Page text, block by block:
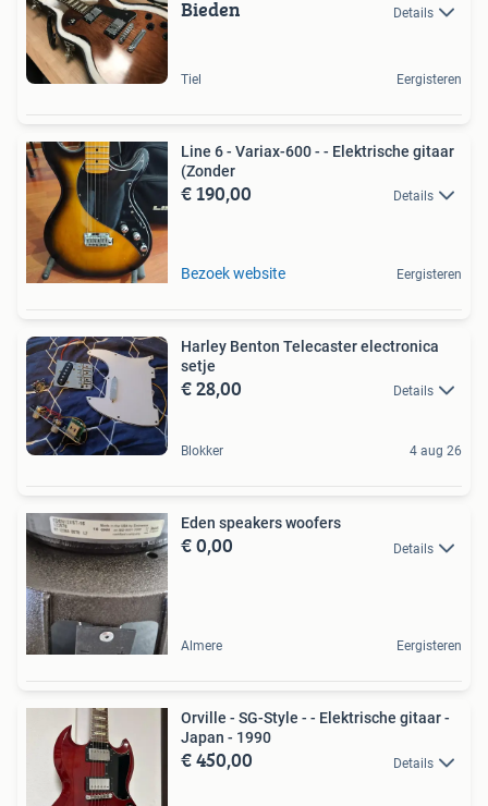
Bieden Details
Tiel Eergisteren
Line 6 - Variax-600 - - Elektrische gitaar
(Zonder
€ 190,00 Details
Bezoek website Eergisteren
Harley Benton Telecaster electronica
setje
€ 28,00 Details
Blokker 4 aug 26
Eden speakers woofers
€ 0,00 Details
Almere Eergisteren
Orville - SG-Style - - Elektrische gitaar -
Japan - 1990
€ 450,00 Details